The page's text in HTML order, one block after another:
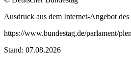
Ausdruck aus dem Internet-Angebot
https://www.bundestag.de/parlament/
Stand: 07.08.2026